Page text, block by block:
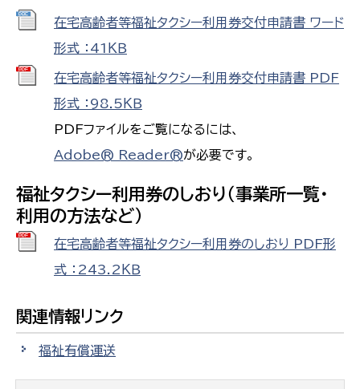
在宅高齢者等福祉タクシー利用券交付申請書 ワード
形式 ：41ＫＢ
在宅高齢者等福祉タクシー利用券交付申請書 PDF
形式 ：98.5ＫＢ
PDFファイルをご覧になるには、
Adobe® Reader®が必要です。
福祉タクシー利用券のしおり（事業所一覧・
利用の方法など）
在宅高齢者等福祉タクシー利用券のしおり PDF形
式 ：243.2ＫＢ
関連情報リンク
福祉有償運送